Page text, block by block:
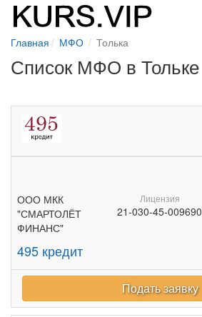
Главная МФО Толька
Список МФО в Тольке
ООО МКК
"СМАРТОЛЁТ
ФИНАНС"
495 кредит
Лицензия
21-030-45-009690
Подать заявку